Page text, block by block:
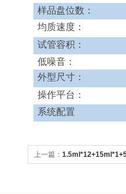
样品盘位数：
均质速度：
试管容积：
低噪音：
外型尺寸：
操作平台：
系统配置
上一篇：